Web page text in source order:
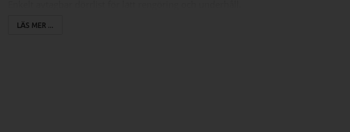
Frontpanelen har lutande hål i fronten för bättre luftflöde till
LÄS MER ...